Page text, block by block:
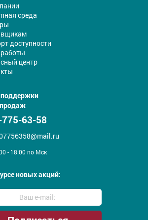
среда
доступности
центр
63-58
- 18:00 по Мск
новых акций: